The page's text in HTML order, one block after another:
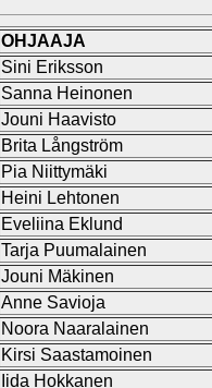
OHJAAJA
Sini Eriksson
Sanna Heinonen
Jouni Haavisto
Brita Långström
Pia Niittymäki
Heini Lehtonen
Eveliina Eklund
Tarja Puumalainen
Jouni Mäkinen
Anne Savioja
Noora Naaralainen
Kirsi Saastamoinen
Iida Hokkanen